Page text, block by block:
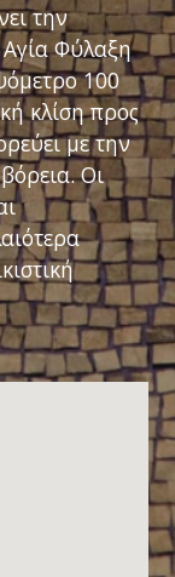
την
Αγία Φύλαξη
100
κλίση προς
με την
Οι